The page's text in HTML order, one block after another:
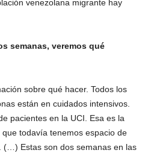
venezolana migrante hay
semanas, veremos qué
sobre qué hacer. Todos los
están en cuidados intensivos.
pacientes en la UCI. Esa es la
todavía tenemos espacio de
(…) Estas son dos semanas en las